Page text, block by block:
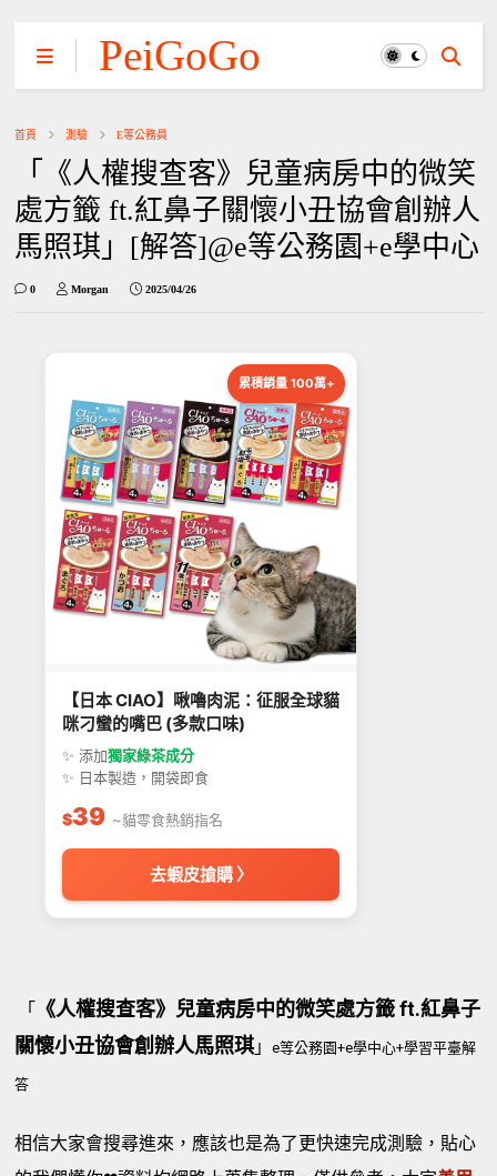
PeiGoGo
首頁 測驗 E等公務員
「《人權搜查客》兒童病房中的微笑
處方籤 ft.紅鼻子關懷小丑協會創辦人
馬照琪」[解答]@e等公務園+e學中心
0 Morgan 2025/04/26
累積銷量 100萬+
【日本 CIAO】啾嚕肉泥：征服全球貓
咪刁蠻的嘴巴 (多款口味)
✨ 添加獨家綠茶成分
✨ 日本製造，開袋即食
$39 ~貓零食熱銷指名
去蝦皮搶購 〉
「 《人權搜查客》兒童病房中的微笑處方籤 ft.紅鼻子
關懷小丑協會創辦人馬照琪 」e等公務園+e學中心+學習平臺解
答
相信大家會搜尋進來，應該也是為了更快速完成測驗，貼心